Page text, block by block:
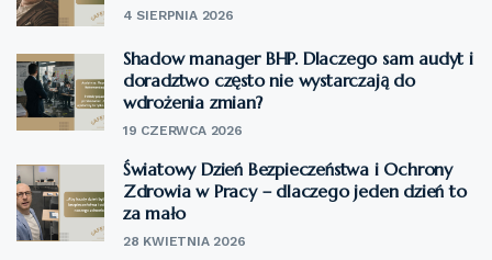
4 SIERPNIA 2026
Shadow manager BHP. Dlaczego sam audyt i
doradztwo często nie wystarczają do
wdrożenia zmian?
19 CZERWCA 2026
Światowy Dzień Bezpieczeństwa i Ochrony
Zdrowia w Pracy – dlaczego jeden dzień to
za mało
28 KWIETNIA 2026